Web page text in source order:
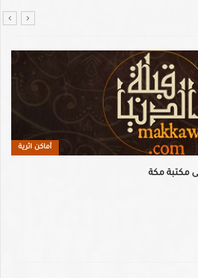
أماكن اثرية
مكتبة مكة